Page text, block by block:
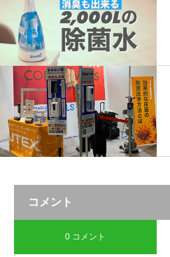
コメント
0 コメント